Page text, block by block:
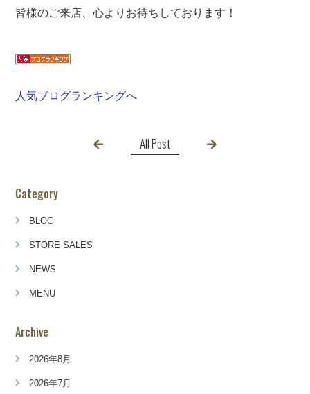
皆様のご来店、心よりお待ちしております！
人気ブログランキングへ
All Post
Category
BLOG
STORE SALES
NEWS
MENU
Archive
2026年8月
2026年7月